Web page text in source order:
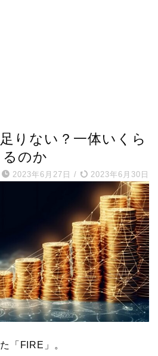
りない？一体いくら
のか
2023年6月27日 / 2023年6月30日
「FIRE」。